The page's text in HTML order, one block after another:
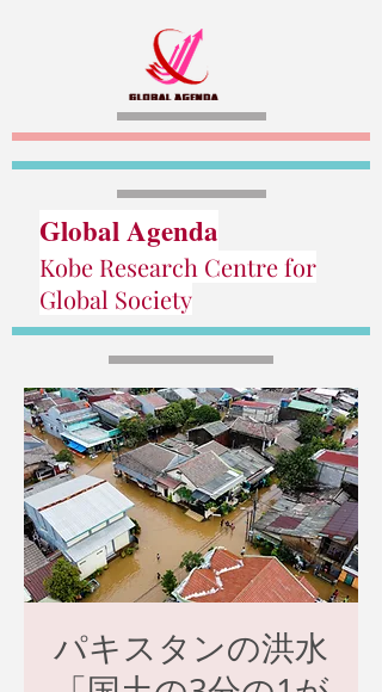
Global Agenda
Kobe Research Centre for
Global Society
パキスタンの洪水